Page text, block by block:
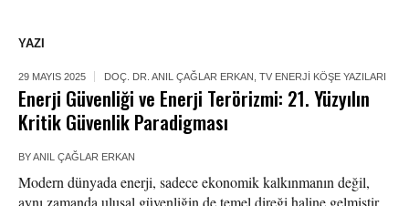
YAZI
29 MAYIS 2025 DOÇ. DR. ANIL ÇAĞLAR ERKAN TV ENERJI KÖŞE YAZILARI
Enerji Güvenliği ve Enerji Terörizmi: 21. Yüzyılın
Kritik Güvenlik Paradigması
BYANIL ÇAĞLAR ERKAN
Modern dünyada enerji, sadece ekonomik kalkınmanın değil,